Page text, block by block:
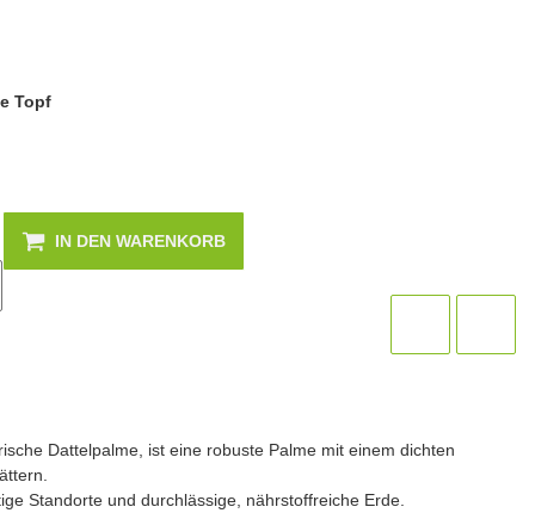
Topf
IN DEN WARENKORB
Dattelpalme, ist eine robuste Palme mit einem dichten
Standorte und durchlässige, nährstoffreiche Erde.